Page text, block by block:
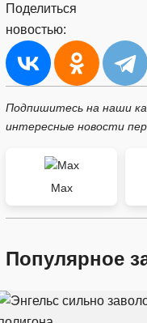
Поделиться
новостью:
Подпишитесь на наши
интересные новости
Max
Популярное